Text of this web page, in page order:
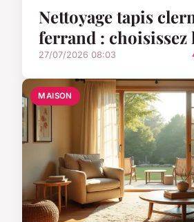
Nettoyage tapis
ferrand : choisissez
27/07/2026 08:03
MAISON